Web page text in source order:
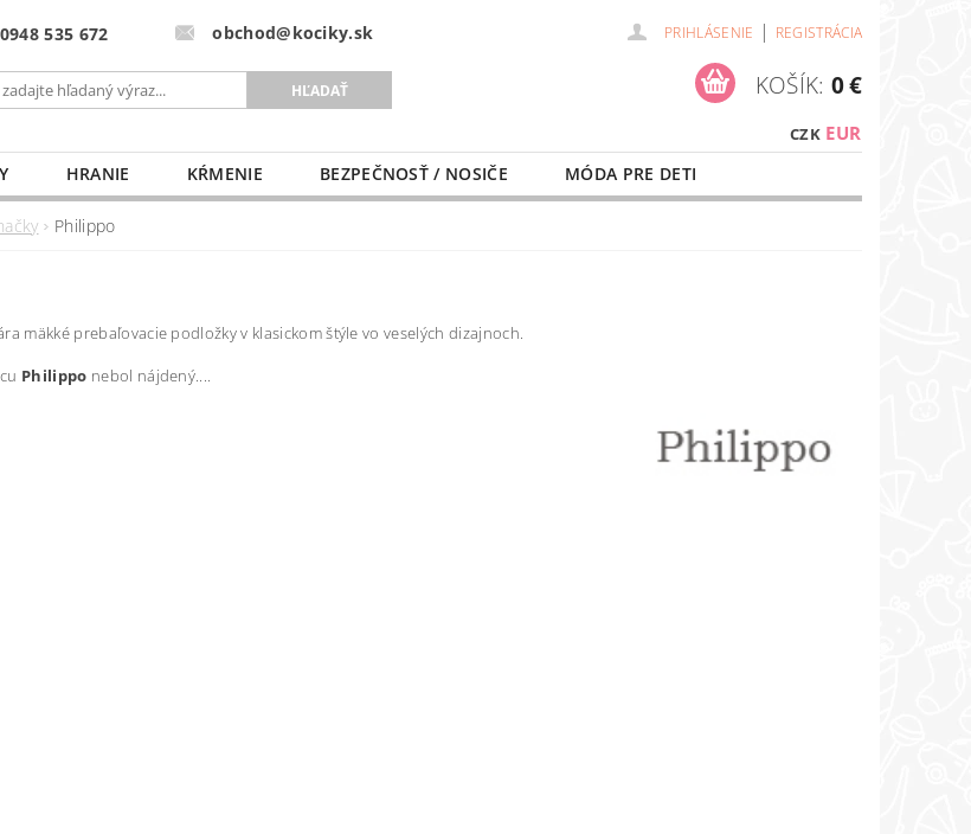
0948 535 672 obchod@kociky.sk PRIHLÁSENIE | REGISTRÁCIA
CZK EUR
KOŠÍK: 0 €
HRANIE KŔMENIE BEZPEČNOSŤ / NOSIČE
MÓDA PRE DETI
MLIEKO A VÝŽIVA
Philippo
mäkké prebaľovacie podložky v klasickom štýle vo veselých dizajnoch.
Philippo nebol nájdený....